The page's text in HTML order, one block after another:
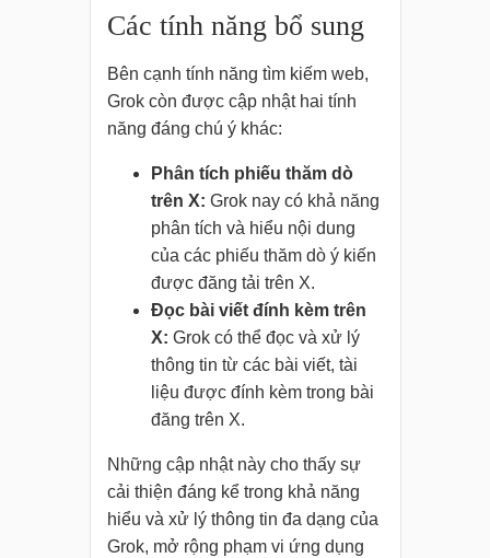
Các tính năng bổ sung
Bên cạnh tính năng tìm kiếm web,
Grok còn được cập nhật hai tính
năng đáng chú ý khác:
Phân tích phiếu thăm dò
trên X: Grok nay có khả năng
phân tích và hiểu nội dung
của các phiếu thăm dò ý kiến
được đăng tải trên X.
Đọc bài viết đính kèm trên
X: Grok có thể đọc và xử lý
thông tin từ các bài viết, tài
liệu được đính kèm trong bài
đăng trên X.
Những cập nhật này cho thấy sự
cải thiện đáng kể trong khả năng
hiểu và xử lý thông tin đa dạng của
Grok, mở rộng phạm vi ứng dụng